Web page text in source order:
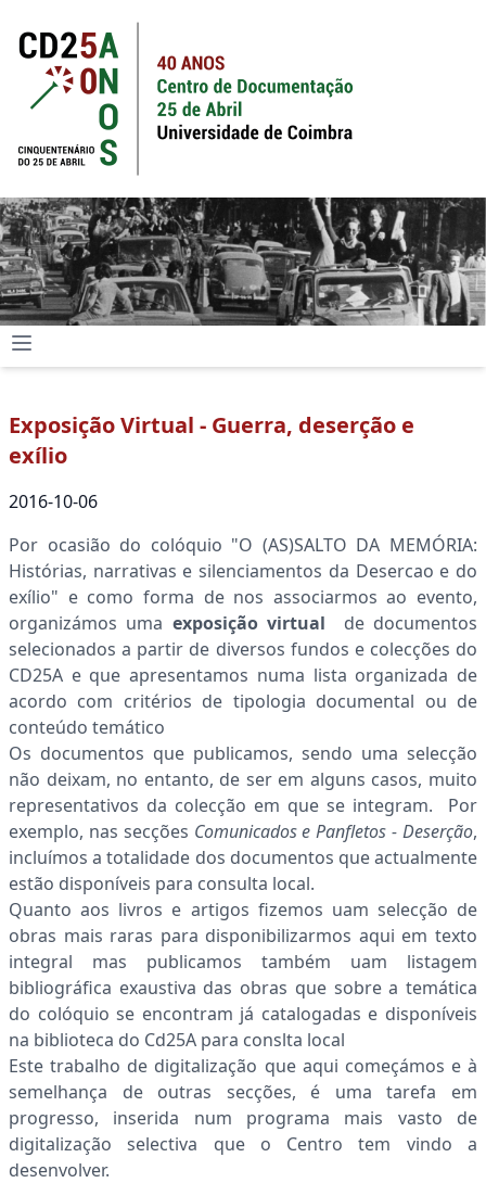
Exposição Virtual - Guerra, deserção e
exílio
2016-10-06
Por ocasião do colóquio "O (AS)SALTO DA MEMÓRIA:
Histórias, narrativas e silenciamentos da Desercao e do
exílio" e como forma de nos associarmos ao evento,
organizámos uma exposição virtual
de documentos
selecionados a partir de diversos fundos e colecções do
CD25A e que apresentamos numa lista organizada de
acordo com critérios de tipologia documental ou de
conteúdo temático
Os documentos que publicamos, sendo uma selecção
não deixam, no entanto, de ser em alguns casos, muito
representativos da colecção em que se integram. Por
exemplo, nas secções Comunicados e Panfletos - Deserção,
incluímos a totalidade dos documentos que actualmente
estão disponíveis para consulta local.
Quanto aos livros e artigos fizemos uam selecção de
obras mais raras para disponibilizarmos aqui em texto
integral mas publicamos também uam listagem
bibliográfica exaustiva das obras que sobre a temática
do colóquio se encontram já catalogadas e disponíveis
na biblioteca do Cd25A para conslta local
Este trabalho de digitalização que aqui começámos e à
semelhança de outras secções, é uma tarefa em
progresso, inserida num programa mais vasto de
digitalização selectiva que o Centro tem vindo a
desenvolver.